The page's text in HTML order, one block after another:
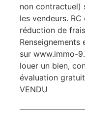
non contractuel)
les vendeurs.
réduction de
sur www.immo-
louer un bien,
évaluation
VENDU